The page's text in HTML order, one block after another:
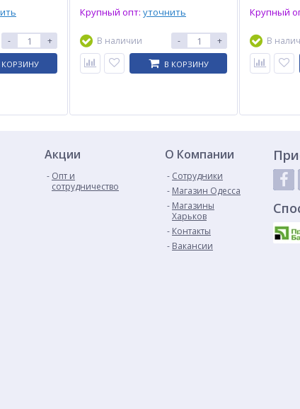
- +
КОРЗИНУ
Крупный опт: уточнить
В наличии - +
В КОРЗИНУ
Крупный
В
Акции
Опт и
сотрудничество
О Компании
Сотрудники
Магазин Одесса
Магазины
Харьков
Контакты
Вакансии